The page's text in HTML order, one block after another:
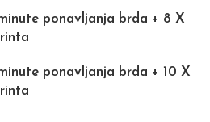
ponavljanja brda + 8 X
ponavljanja brda + 10 X